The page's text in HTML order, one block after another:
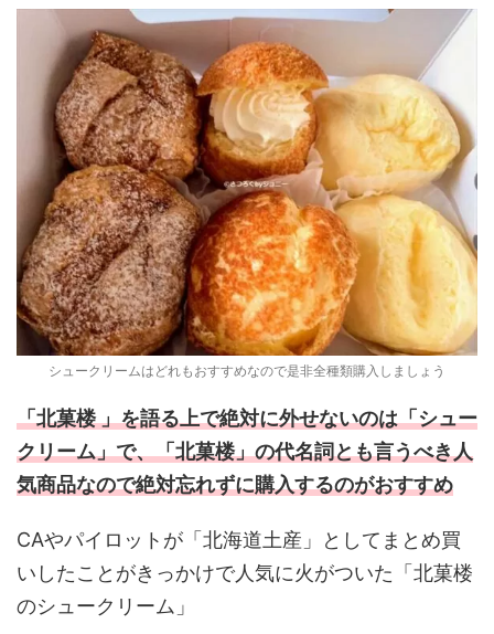
シュークリームはどれもおすすめなので是非全種類購入しましょう
「北菓楼 」を語る上で絶対に外せないのは「シュー
クリーム」で、「北菓楼」の代名詞とも言うべき人
気商品なので絶対忘れずに購入するのがおすすめ
CAやパイロットが「北海道土産」としてまとめ買
いしたことがきっかけで人気に火がついた「北菓楼
のシュークリーム」